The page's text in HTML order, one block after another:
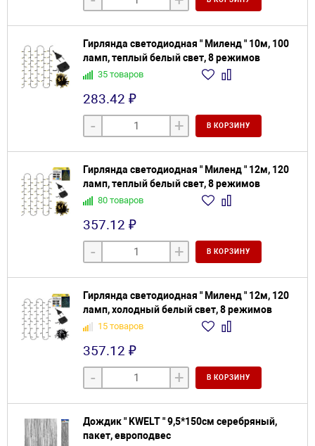
Гирлянда светодиодная " Миленд " 10м, 100
ламп, теплый белый свет, 8 режимов
35 товаров
283.42 ₽
- + В КОРЗИНУ
Гирлянда светодиодная " Миленд " 12м, 120
ламп, теплый белый свет, 8 режимов
80 товаров
357.12 ₽
- + В КОРЗИНУ
Гирлянда светодиодная " Миленд " 12м, 120
ламп, холодный белый свет, 8 режимов
15 товаров
357.12 ₽
- + В КОРЗИНУ
Дождик " KWELT " 9,5*150см серебряный,
пакет, европодвес